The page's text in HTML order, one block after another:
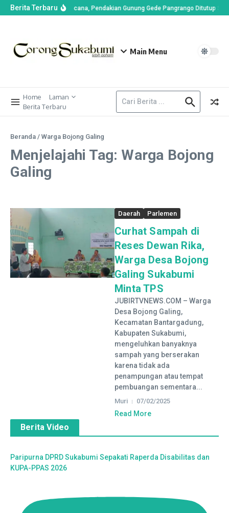
Berita Terbaru
di Alun-alun Suryakencana, Pendakian Gunung Gede Pangrango Ditutup
Main Menu
Home
Laman
Berita Terbaru
Beranda / Warga Bojong Galing
Menjelajahi Tag: Warga Bojong
Galing
Daerah Parlemen
Curhat Sampah di
Reses Dewan Rika,
Warga Desa Bojong
Galing Sukabumi
Minta TPS
JUBIRTVNEWS.COM – Warga
Desa Bojong Galing,
Kecamatan Bantargadung,
Kabupaten Sukabumi,
mengeluhkan banyaknya
sampah yang berserakan
karena tidak ada
penampungan atau tempat
pembuangan sementara...
Muri 07/02/2025
Read More
Berita Video
Paripurna DPRD Sukabumi Sepakati Raperda Disabilitas dan
KUPA-PPAS 2026